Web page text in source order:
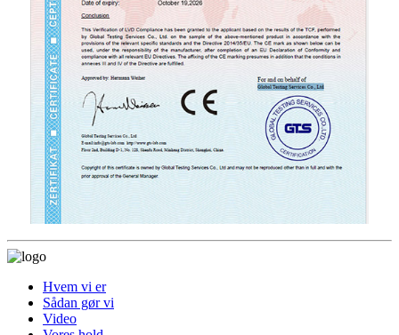
Hvem vi er
Sådan gør vi
Video